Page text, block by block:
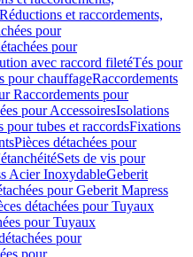
et raccordements,
pour
pour
avec raccord filetéTés pour
pour chauffageRaccordements
Raccordements pour
pour AccessoiresIsolations
pour tubes et raccordsFixations
Pièces détachées pour
Sets de vis pour
Acier InoxydableGeberit
pour Geberit Mapress
détachées pour Tuyaux
pour Tuyaux
pour
pour